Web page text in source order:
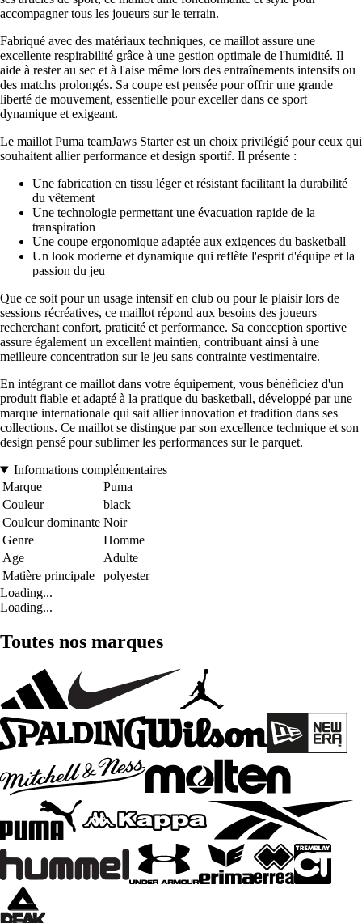
accompagner tous les joueurs sur le terrain.
Fabriqué avec des matériaux techniques, ce maillot assure une
excellente respirabilité grâce à une gestion optimale de l'humidité. Il
aide à rester au sec et à l'aise même lors des entraînements intensifs ou
des matchs prolongés. Sa coupe est pensée pour offrir une grande
liberté de mouvement, essentielle pour exceller dans ce sport
dynamique et exigeant.
Le maillot Puma teamJaws Starter est un choix privilégié pour ceux qui
souhaitent allier performance et design sportif. Il présente :
Une fabrication en tissu léger et résistant facilitant la durabilité
du vêtement
Une technologie permettant une évacuation rapide de la
transpiration
Une coupe ergonomique adaptée aux exigences du basketball
Un look moderne et dynamique qui reflète l'esprit d'équipe et la
passion du jeu
Que ce soit pour un usage intensif en club ou pour le plaisir lors de
sessions récréatives, ce maillot répond aux besoins des joueurs
recherchant confort, praticité et performance. Sa conception sportive
assure également un excellent maintien, contribuant ainsi à une
meilleure concentration sur le jeu sans contrainte vestimentaire.
En intégrant ce maillot dans votre équipement, vous bénéficiez d'un
produit fiable et adapté à la pratique du basketball, développé par une
marque internationale qui sait allier innovation et tradition dans ses
collections. Ce maillot se distingue par son excellence technique et son
design pensé pour sublimer les performances sur le parquet.
Informations complémentaires
Marque
Puma
Couleur
black
Couleur dominante Noir
Genre
Homme
Age
Adulte
Matière principale
polyester
Loading...
Loading...
Toutes nos marques